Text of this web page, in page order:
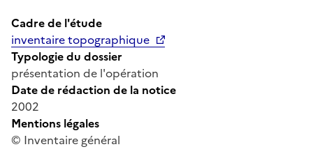
Cadre de l'étude
inventaire topographique
Typologie du dossier
présentation de l'opération
Date de rédaction de la notice
2002
Mentions légales
© Inventaire général